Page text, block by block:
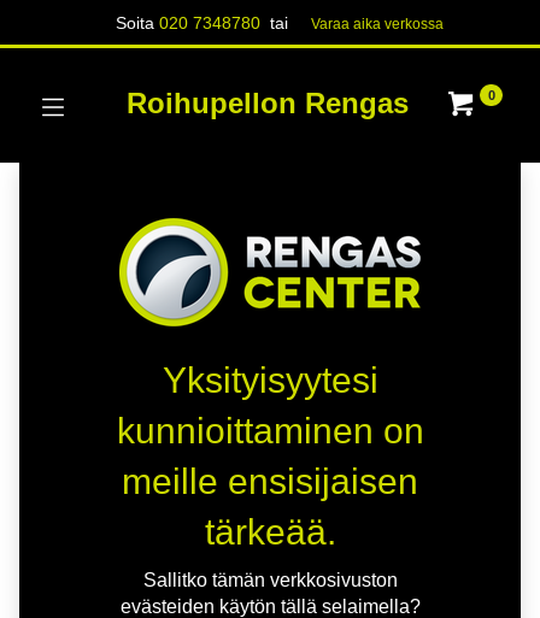
Soita020 7348780 tai Varaa aika verk​​​​ossa
Roihupellon Rengas 0
Yksityisyytesi
kunnioittaminen on
meille ensisijaisen
tärkeää.
Sallitko tämän verkkosivuston
evästeiden käytön tällä selaimella?